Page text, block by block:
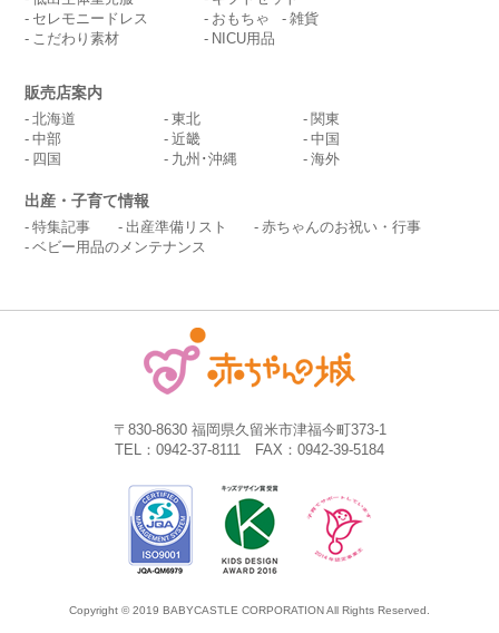
セレモニードレス
こだわり素材
おもちゃ
雑貨
NICU用品
販売店案内
北海道 東北
関東
中部
近畿
中国
四国
九州･沖縄 海外
出産・子育て情報
特集記事 出産準備リスト
赤ちゃんのお祝い・行事
ベビー用品のメンテナンス
〒830-8630 福岡県久留米市津福今町373-1
TEL：0942-37-8111 FAX：0942-39-5184
Copyright © 2019 BABYCASTLE CORPORATION All Rights Reserved.